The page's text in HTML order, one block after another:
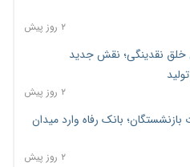
۲ روز پیش
خلق نقدینگی؛ نقش جدید
۲ روز پیش
معوقات بازنشستگان؛ بانک رفاه وارد میدان
۲ روز پیش